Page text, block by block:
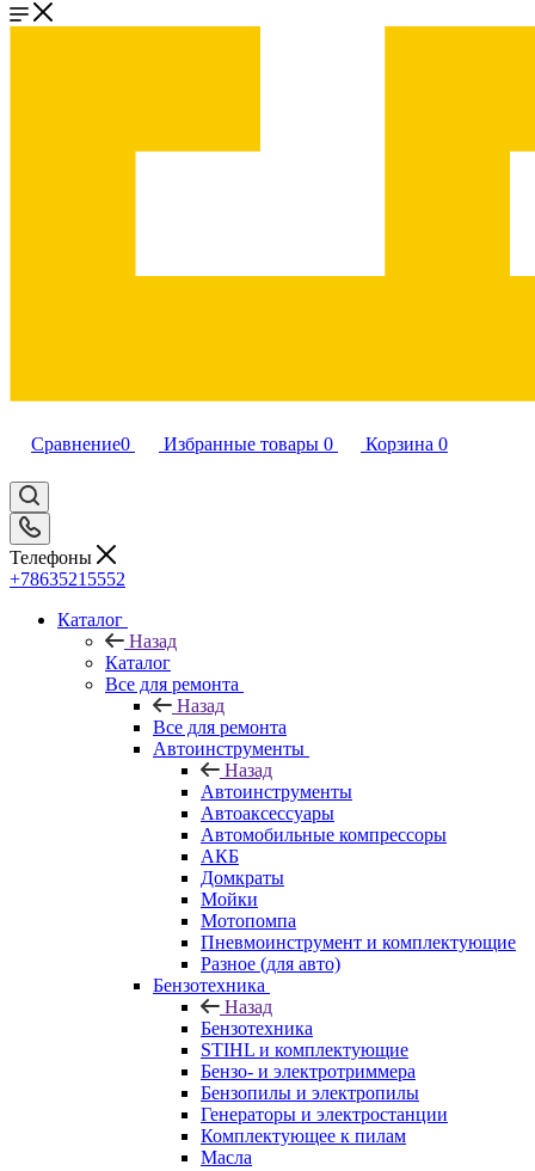
Сравнение0 Избранные товары 0 Корзина 0
Телефоны
+78635215552
Каталог
Назад
Каталог
Все для ремонта
Назад
Все для ремонта
Автоинструменты
Назад
Автоинструменты
Автоаксессуары
Автомобильные компрессоры
АКБ
Домкраты
Мойки
Мотопомпа
Пневмоинструмент и комплектующие
Разное (для авто)
Бензотехника
Назад
Бензотехника
STIHL и комплектующие
Бензо- и электротриммера
Бензопилы и электропилы
Генераторы и электростанции
Комплектующее к пилам
Масла